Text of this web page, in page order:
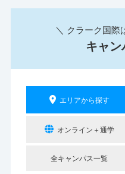
＼ クラーク国際
キャ
エリアから探す
オンライン＋通学
全キャンパス一覧